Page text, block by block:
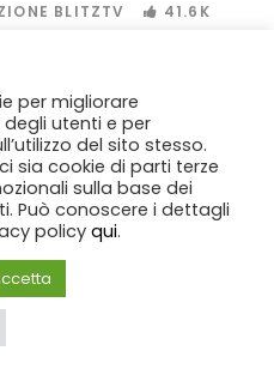
BLITZTV 41.6K
Via Rabolini, 13 Milano - P.IVA
per migliorare
degli utenti e per
del sito stesso.
sia cookie di parti terze
sulla base dei
Può conoscere i dettagli
policy qui.